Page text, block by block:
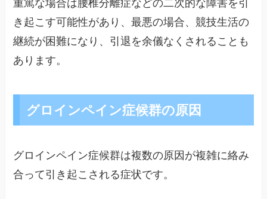
き起こす可能性があり、最悪の場合、競技生活の
継続が困難になり、引退を余儀なくされることも
あります。
グロインペイン症候群の原因
グロインペイン症候群は複数の原因が複雑に絡み
合って引き起こされる症状です。